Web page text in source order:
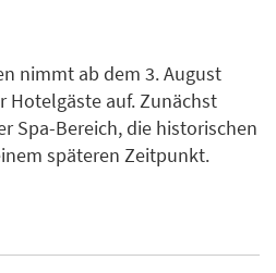
nimmt ab dem 3. August
Hotelgäste auf. Zunächst
Spa-Bereich, die historischen
späteren Zeitpunkt.